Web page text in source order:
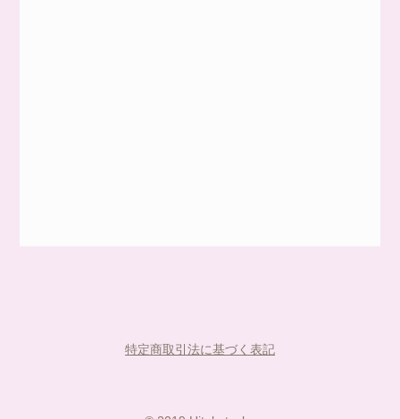
特定商取引法に基づく表記